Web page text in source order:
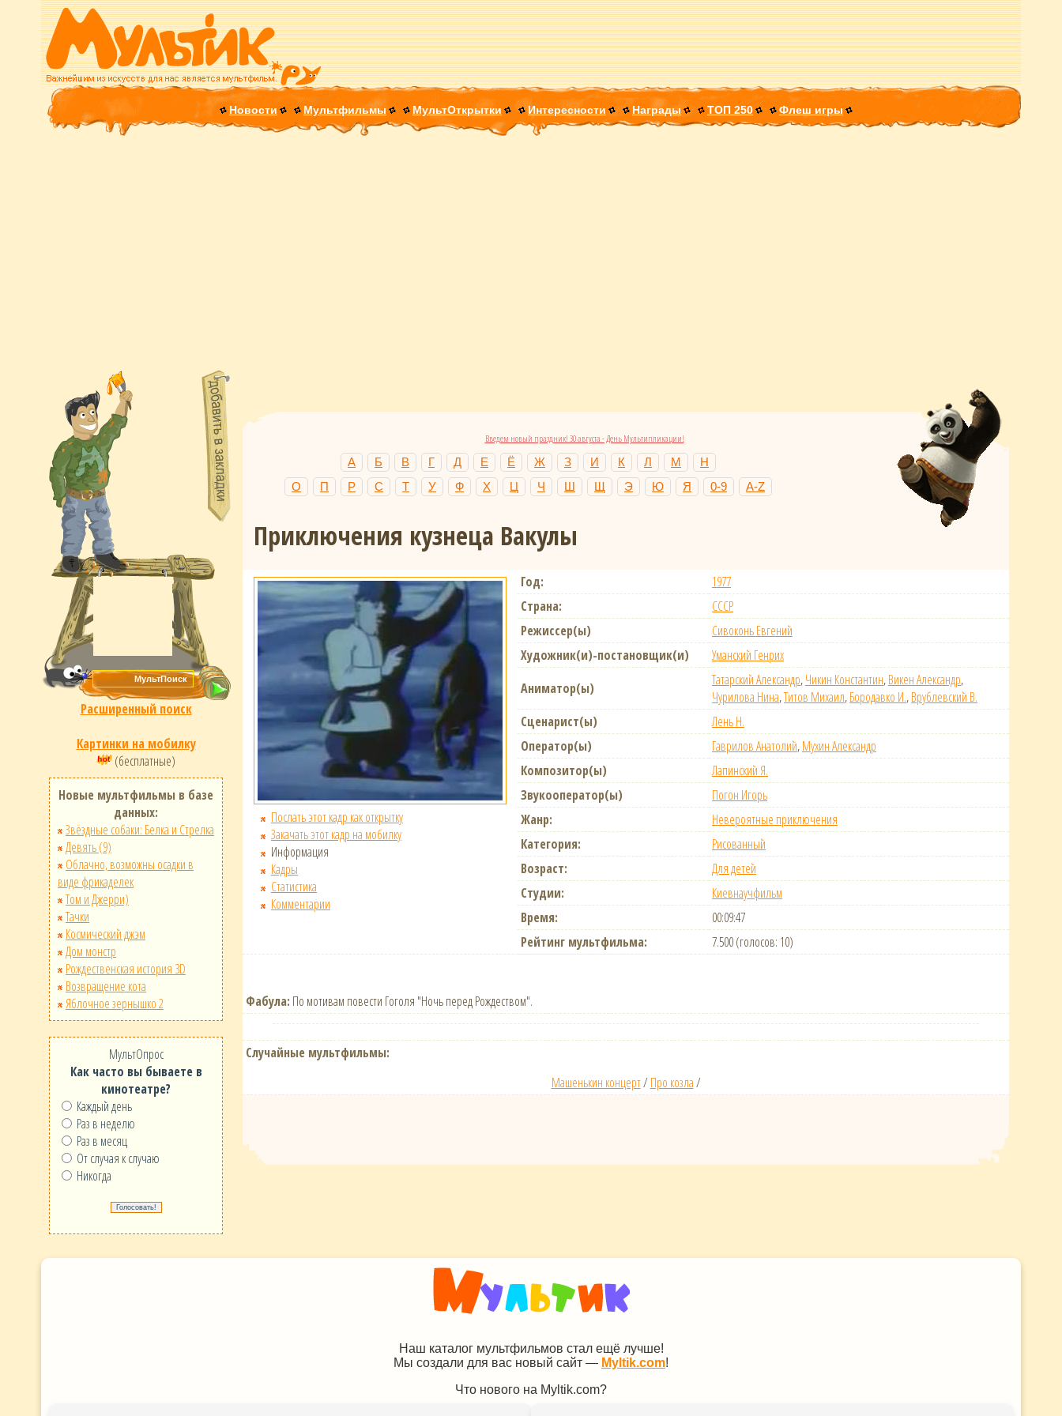
Новости Мультфильмы МультОткрытки Интересности Награды ТОП 250 Флеш игры
Расширенный поиск
Картинки на мобилку
(бесплатные)
Новые мультфильмы в базе
данных:
Звёздные собаки: Белка и Стрелка
Девять (9)
Облачно, возможны осадки в
виде фрикаделек
Том и Джерри)
Тачки
Космический джэм
Дом монстр
Рождественская история 3D
Возвращение кота
Яблочное зернышко 2
МультОпрос
Как часто вы бываете в
кинотеатре?
Каждый день
Раз в неделю
Раз в месяц
От случая к случаю
Никогда
Введем новый праздник! 30 августа - День Мультипликации!
А Б В Г Д Е Ё Ж З И К Л М
Н
О
П Р С Т У Ф Х Ц Ч Ш Щ Э Ю Я 0-9 A-Z
Приключения кузнеца Вакулы
Послать этот кадр как открытку
Закачать этот кадр на мобилку
Информация
Кадры
Статистика
Комментарии
Год:
1977
Страна:
СССР
Режиссер(ы)
Сивоконь Евгений
Художник(и)-постановщик(и)
Уманский Генрих
Аниматор(ы)
Татарский Александр,Чикин Константин,Викен Александр,
Чурилова Нина,Титов Михаил,Бородавко И.,Врублевский В.
Сценарист(ы)
Лень Н.
Оператор(ы)
Гаврилов Анатолий,Мухин Александр
Композитор(ы)
Лапинский Я.
Звукооператор(ы)
Погон Игорь
Жанр:
Невероятные приключения
Категория:
Рисованный
Возраст:
Для детей
Студии:
Киевнаучфильм
Время:
00:09:47
Рейтинг мультфильма:
7.500 (голосов: 10)
Фабула: По мотивам повести Гоголя "Ночь перед Рождеством".
Случайные мультфильмы:
Машенькин концерт/ Про козла/
Наш каталог мультфильмов стал ещё лучше!
Мы создали для вас новый сайт — Myltik.com!
Что нового на Myltik.com?